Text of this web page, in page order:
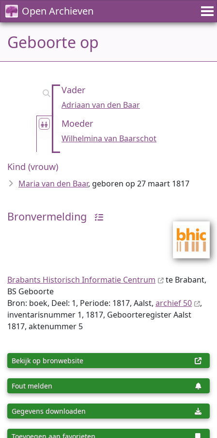
Open Archieven
Geboorte op
Vader
Adriaan van den Baar
Moeder
Wilhelmina van Baarschot
Kind (vrouw)
Maria van den Baar, geboren op 27 maart 1817
Bronvermelding
Brabants Historisch Informatie Centrum
te Brabant,
BS Geboorte
Bron: boek, Deel: 1, Periode: 1817, Aalst, archief 50
,
inventaris­num­mer 1, 1817, Geboorteregister Aalst
1817, aktenummer 5
Bekijk op bronwebsite
Fout melden
Gegevens downloaden